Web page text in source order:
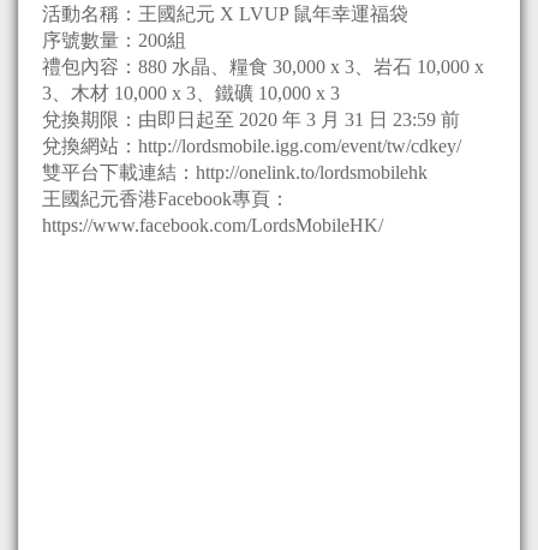
活動名稱：王國紀元 X LVUP 鼠年幸運福袋
序號數量：200組
禮包內容：880 水晶、糧食 30,000 x 3、岩石 10,000 x
3、木材 10,000 x 3、鐵礦 10,000 x 3
兌換期限：由即日起至 2020 年 3 月 31 日 23:59 前
兌換網站：http://lordsmobile.igg.com/event/tw/cdkey/
雙平台下載連結：http://onelink.to/lordsmobilehk
王國紀元香港Facebook專頁：
https://www.facebook.com/LordsMobileHK/